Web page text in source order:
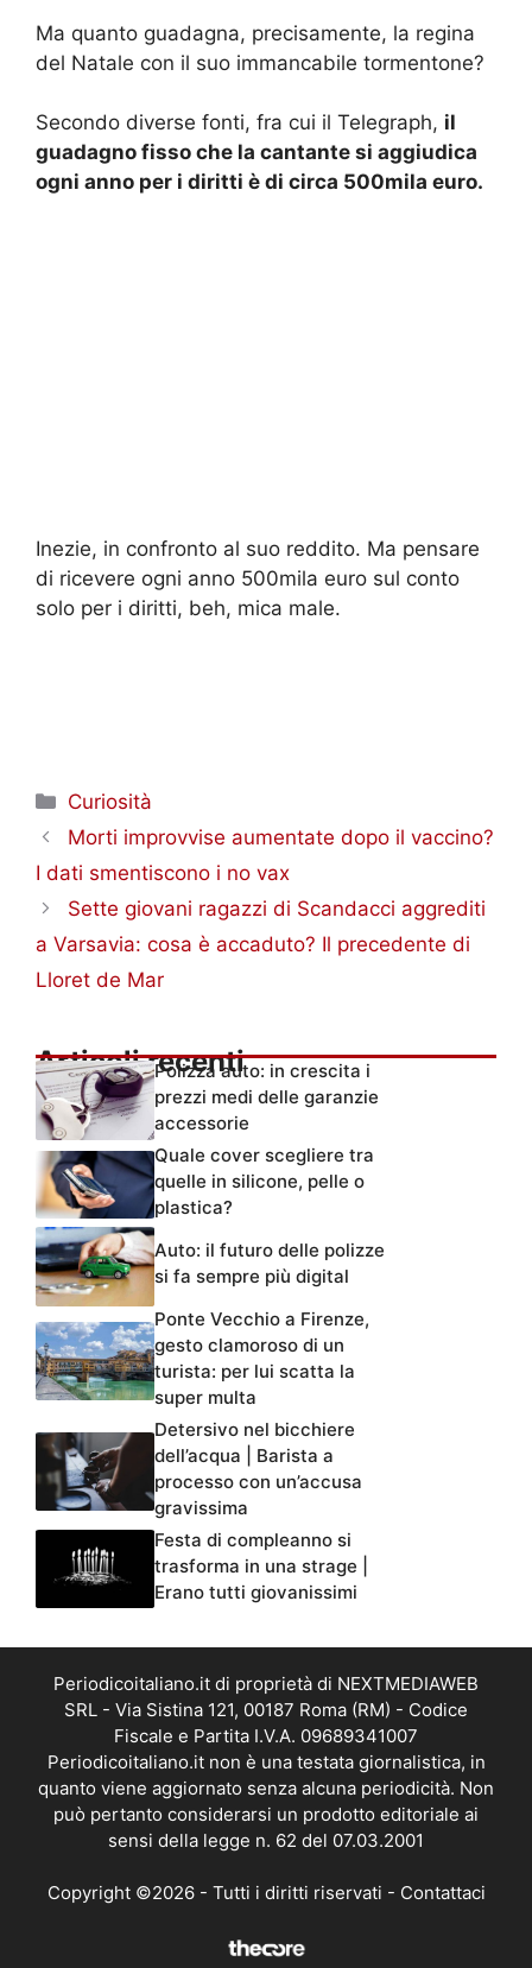
Ma quanto guadagna, precisamente, la regina
del Natale con il suo immancabile tormentone?
Secondo diverse fonti, fra cui il Telegraph, il
guadagno fisso che la cantante si aggiudica
ogni anno per i diritti è di circa 500mila euro.
Inezie, in confronto al suo reddito. Ma pensare
di ricevere ogni anno 500mila euro sul conto
solo per i diritti, beh, mica male.
Categorie
Curiosità
Morti improvvise aumentate dopo il vaccino?
I dati smentiscono i no vax
Sette giovani ragazzi di Scandacci aggrediti
a Varsavia: cosa è accaduto? Il precedente di
Lloret de Mar
Articoli recentiPolizza auto: in crescita i
prezzi medi delle garanzie
accessorie
Quale cover scegliere tra
quelle in silicone, pelle o
plastica?
Auto: il futuro delle polizze
si fa sempre più digital
Ponte Vecchio a Firenze,
gesto clamoroso di un
turista: per lui scatta la
super multa
Detersivo nel bicchiere
dell’acqua | Barista a
processo con un’accusa
gravissima
Festa di compleanno si
trasforma in una strage |
Erano tutti giovanissimi
Periodicoitaliano.it di proprietà di NEXTMEDIAWEB
SRL - Via Sistina 121, 00187 Roma (RM) - Codice
Fiscale e Partita I.V.A. 09689341007
Periodicoitaliano.it non è una testata giornalistica, in
quanto viene aggiornato senza alcuna periodicità. Non
può pertanto considerarsi un prodotto editoriale ai
sensi della legge n. 62 del 07.03.2001
Copyright ©2026 - Tutti i diritti riservati - Contattaci